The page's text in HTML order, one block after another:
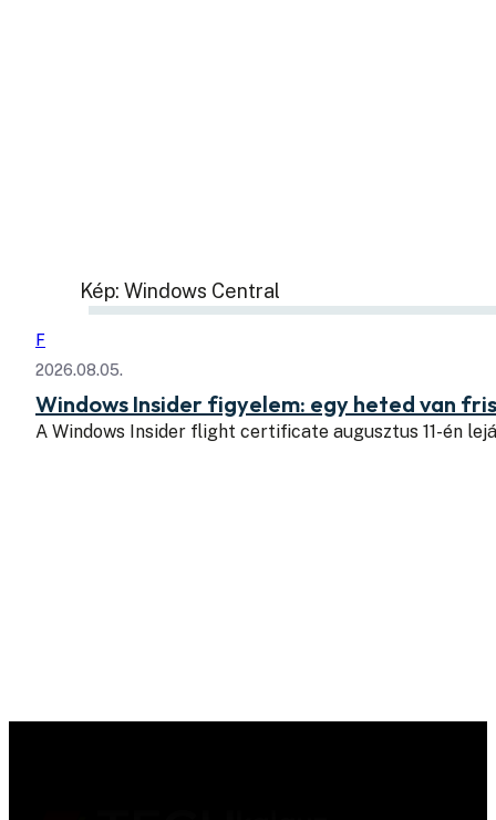
Kép: Windows Central
F
2026.08.05.
Windows Insider figyelem: egy heted van
A Windows Insider flight certificate augusztus 11-én